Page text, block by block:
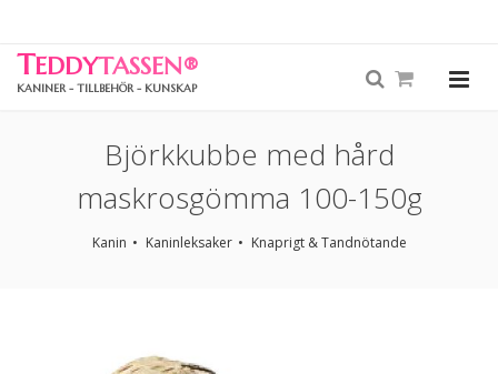
TEDDYTASSEN®
KANINER - TILLBEHÖR - KUNSKAP
Björkkubbe med hård
maskrosgömma 100-150g
Kanin Kaninleksaker Knaprigt & Tandnötande